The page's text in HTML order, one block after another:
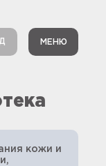
МЕНЮ
кожи и